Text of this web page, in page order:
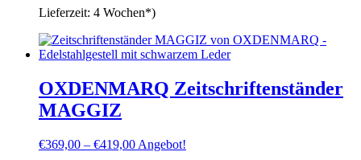
Lieferzeit: 4 Wochen*)
OXDENMARQ Zeitschriftenständer
MAGGIZ
€369,00 – €419,00 Angebot!